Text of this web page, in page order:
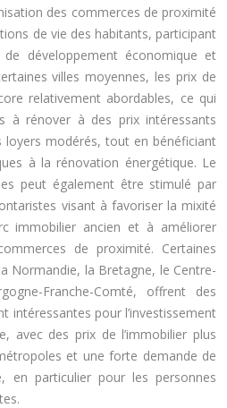
des commerces de proximité
de vie des habitants, participant
développement économique et
villes moyennes, les prix de
relativement abordables, ce qui
à rénover à des prix intéressants
loyers modérés, tout en bénéficiant
à la rénovation énergétique. Le
peut également être stimulé par
visant à favoriser la mixité
immobilier ancien et à améliorer
de proximité. Certaines
Normandie, la Bretagne, le Centre-
Franche-Comté, offrent des
intéressantes pour l’investissement
avec des prix de l’immobilier plus
et une forte demande de
en particulier pour les personnes